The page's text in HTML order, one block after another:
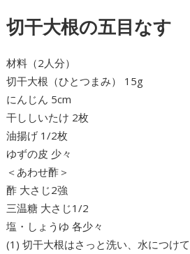
切干大根の五目なす
材料（2人分）
切干大根（ひとつまみ） 15g
にんじん 5cm
干ししいたけ 2枚
油揚げ 1/2枚
ゆずの皮 少々
＜あわせ酢＞
酢 大さじ2強
三温糖 大さじ1/2
塩・しょうゆ 各少々
(1) 切干大根はさっと洗い、水につけ